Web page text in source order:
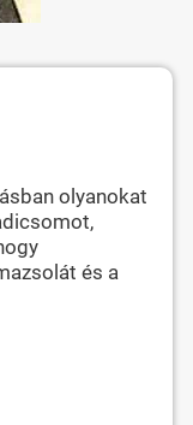
olyanokat
és a